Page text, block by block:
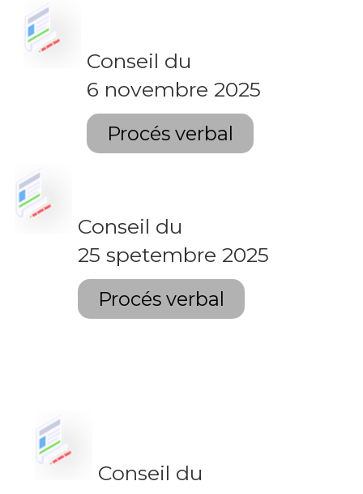
Conseil du
6 novembre 2025
Procés verbal
Conseil du
25 spetembre 2025
Procés verbal
Conseil du